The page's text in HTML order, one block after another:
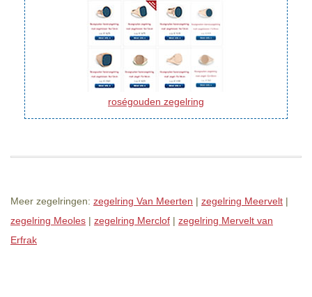
roségouden zegelring
Meer zegelringen: zegelring Van Meerten | zegelring Meervelt |
zegelring Meoles | zegelring Merclof | zegelring Mervelt van
Erfrak